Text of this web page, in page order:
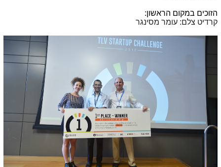
הזוכים במקום הראשון:
קרדיט צלם: עומר מסינגר